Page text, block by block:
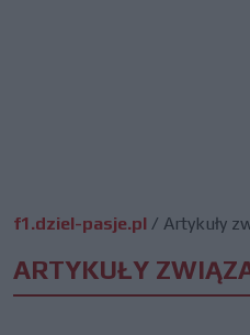
f1.dziel-pasje.pl / Artykuły
ARTYKUŁY